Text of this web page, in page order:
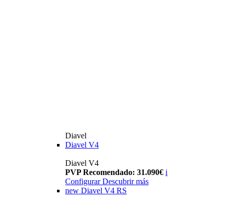
Diavel
Diavel V4
Diavel V4
PVP Recomendado: 31.090€ i
Configurar Descubrir más
new Diavel V4 RS